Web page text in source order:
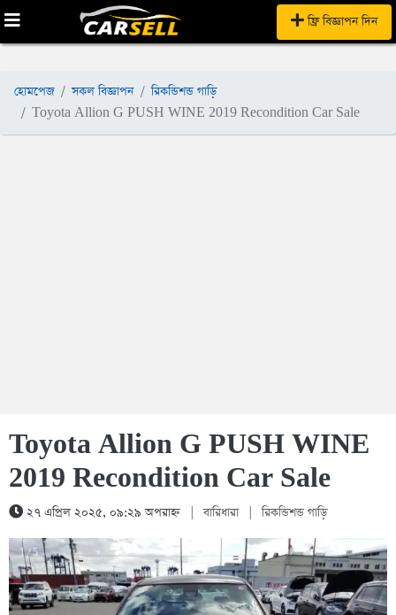
ফ্রি বিজ্ঞাপন দিন
হোমপেজ সকল বিজ্ঞাপন
রিকন্ডিশন্ড গাড়ি
Toyota Allion G PUSH WINE 2019 Recondition Car Sale
Toyota Allion G PUSH WINE
2019 Recondition Car Sale
২৭ এপ্রিল ২০২৫, ০৯:২৯ অপরাহ্ন বারিধারা রিকন্ডিশন্ড গাড়ি
1 / 5